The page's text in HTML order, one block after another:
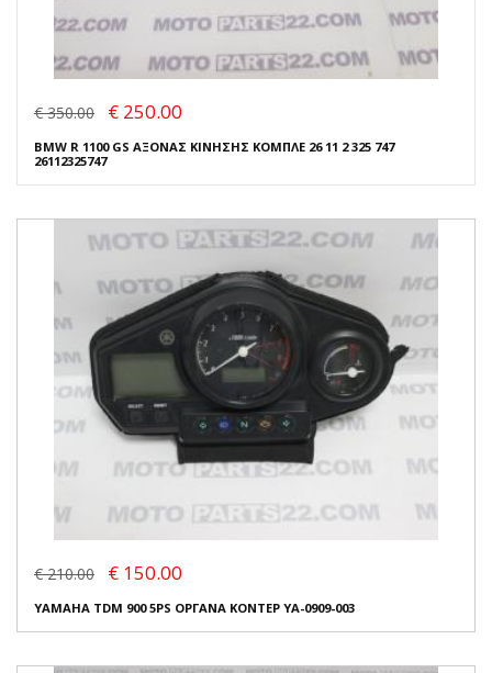
€ 350.00 € 250.00
BMW R 1100 GS ΑΞΟΝΑΣ ΚΙΝΗΣΗΣ ΚΟΜΠΛΕ 26 11 2 325 747
26112325747
€ 210.00 € 150.00
YAMAHA TDM 900 5PS ΟΡΓΑΝΑ ΚΟΝΤΕΡ YA-0909-003